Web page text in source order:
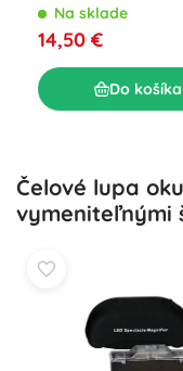
Na sklade
14,50 €
Do košíka
Čelové lupa
vymeniteľnými